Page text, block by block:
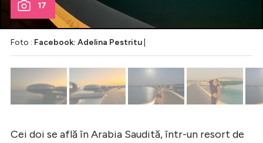
17
Foto : Facebook: Adelina Pestritu
Cei doi se află în Arabia Saudită, într-un resort de